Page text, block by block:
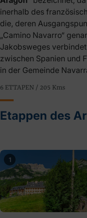
inerhalb des
die, deren
„Camino Navarro“
Jakobsweges
zwischen Spanien und
in der Gemeinde
6 ETTAPEN / 205 Kms
Etappen des
1